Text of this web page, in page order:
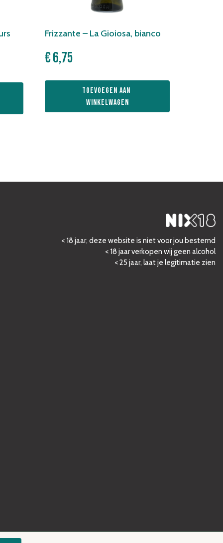
Frizzante – La Gioiosa, bianco
€6,75
Toevoegen aan
winkelwagen
< 18 jaar, deze website is niet voor jou bestemd
< 18 jaar verkopen wij geen alcohol
< 25 jaar, laat je legitimatie zien